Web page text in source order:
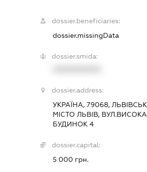
dossier.beneficiaries:
dossier.missingData
dossier.smida:
dossier.address:
УКРАЇНА, 79068,
МІСТО ЛЬВІВ,
БУДИНОК 4
dossier.capital:
5 000 грн.